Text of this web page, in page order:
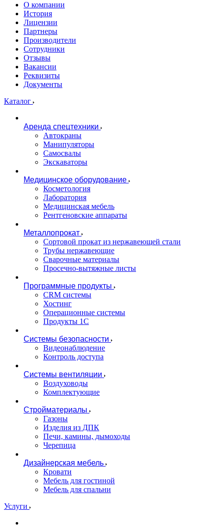
О компании
История
Лицензии
Партнеры
Производители
Сотрудники
Отзывы
Вакансии
Реквизиты
Документы
Каталог
Аренда спецтехники
Автокраны
Манипуляторы
Самосвалы
Экскаваторы
Медицинское оборудование
Косметология
Лаборатория
Медицинская мебель
Рентгеновские аппараты
Металлопрокат
Сортовой прокат из нержавеющей стали
Трубы нержавеющие
Сварочные материалы
Просечно-вытяжные листы
Программные продукты
CRM системы
Хостинг
Операционные системы
Продукты 1С
Системы безопасности
Видеонаблюдение
Контроль доступа
Системы вентиляции
Воздуховоды
Комплектующие
Стройматериалы
Газоны
Изделия из ДПК
Печи, камины, дымоходы
Черепица
Дизайнерская мебель
Кровати
Мебель для гостиной
Мебель для спальни
Услуги